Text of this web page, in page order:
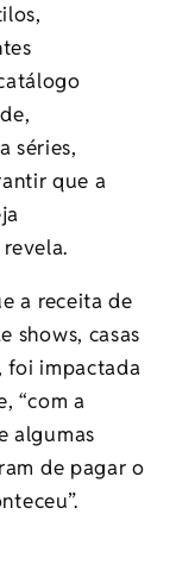
séries,
que a
a receita de
shows, casas
foi impactada
“com a
algumas
de pagar o